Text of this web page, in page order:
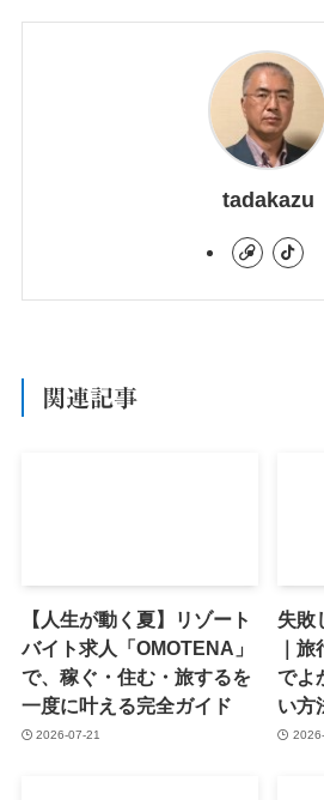
tadakazu
関連記事
【人生が動く夏】リゾート
バイト求人「OMOTENA」
で、稼ぐ・住む・旅するを
一度に叶える完全ガイド
2026-07-21
失敗
｜
でよ
い方